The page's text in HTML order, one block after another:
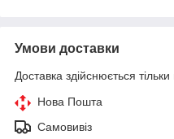
Умови доставки
Доставка здійснюється
Нова Пошта
Самовивіз